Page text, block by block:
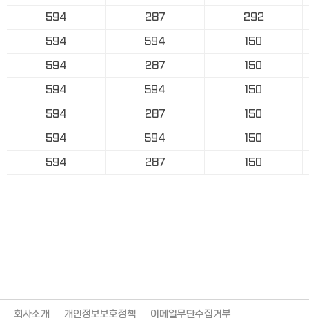
594
287
292
594
594
150
594
287
150
594
594
150
594
287
150
594
594
150
594
287 150
회사소개 개인정보보호정책 이메일무단수집거부